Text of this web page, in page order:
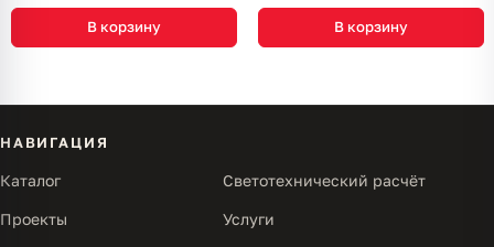
В корзину В корзину
НАВИГАЦИЯ
Каталог Светотехнический расчёт
Проекты Услуги